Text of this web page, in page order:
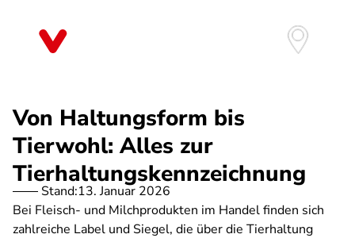
Von Haltungsform bis
Tierwohl: Alles zur
Tierhaltungskennzeichnung
Stand:13. Januar 2026
Bei Fleisch- und Milchprodukten im Handel finden sich
zahlreiche Label und Siegel, die über die Tierhaltung